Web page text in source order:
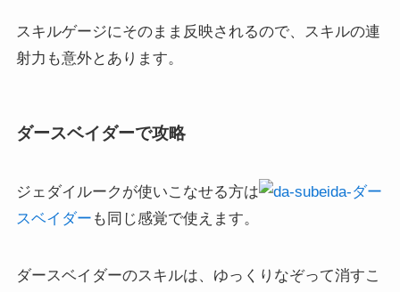
スキルゲージにそのまま反映されるので、スキルの連
射力も意外とあります。
ダースベイダーで攻略
ジェダイルークが使いこなせる方は
ダー
スベイダー も同じ感覚で使えます。
ダースベイダーのスキルは、ゆっくりなぞって消すこ